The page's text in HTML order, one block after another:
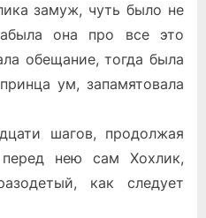
замуж, чуть было не
она про все это
обещание, тогда была
ум, запамятовала
шагов, продолжая
перед нею сам Хохлик,
как следует